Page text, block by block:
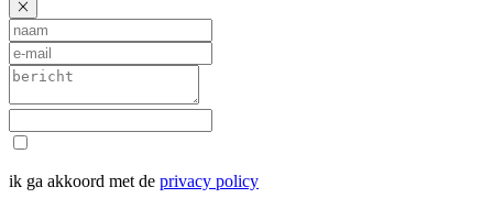
ik ga akkoord met de privacy policy